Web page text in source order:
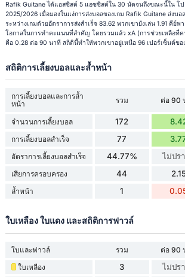
Rafik Guitane ได้แอสซิสต์ 5 แอซซิสต์ใน 30 นัดจนถึงขณะนี้ใน โป
2025/2026 เมื่อมองในแง่การส่งบอลของเกม Rafik Guitane ส่งบ
ระหว่างเกมด้วยอัตราการส่งสำเร็จ 83.62 พวกเขายังเล่น 1.91 คีย์
โอกาสในการทำคะแนนที่สำคัญ โดยรวมแล้ว xA (การช่วยเหลือที่
คือ 0.28 ต่อ 90 นาที สถิตินี้ทำให้พวกเขาอยู่เหนือ 96 เปอร์เซ็นต์ขอ
สถิติการเลี้ยงบอลและล้ำหน้า
การเลี้ยงบอลและการล้ำ
หน้า
รวม ต่อ 90
จำนวนการเลี้ยงบอล 172
การเลี้ยงบอลสำเร็จ 77
อัตราการเลี้ยงบอลสำเร็จ 44.77% ไม่ปร
เสียการครอบครอง 44
ล้ำหน้า 1
ใบเหลือง ใบแดง และสถิติการฟาวล์
ใบและฟาวล์ รวม ต่อ 90
ใบเหลือง
3 ไม่ปร